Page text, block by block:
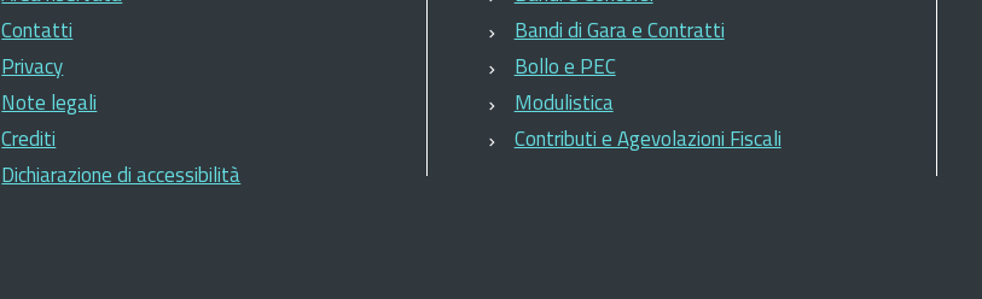
Contatti
Privacy
Note legali
Crediti
Dichiarazione di accessibilità
Bandi di Gara e Contratti
Bollo e PEC
Modulistica
Contributi e Agevolazioni Fiscali